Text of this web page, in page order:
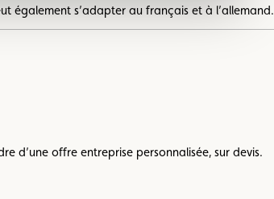
également s’adapter au français et à l’allemand.
d’une offre entreprise personnalisée, sur devis.